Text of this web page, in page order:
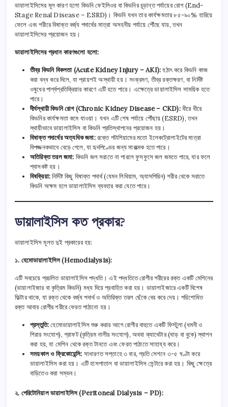
ডায়ালাইসিসের মূল কারণ হলো কিডনি ফেইলিওর বা কিডনির চূড়ান্ত পর্যায়ের রোগ (End-
Stage Renal Disease – ESRD)। কিডনি যখন তার কার্যক্ষমতার ৮৫-৯০% হারিয়ে
ফেলে এবং শরীরে বিষাক্ত বর্জ্য পদার্থের মাত্রা অসহনীয় পর্যায়ে পৌঁছে যায়, তখন
ডায়ালাইসিসের প্রয়োজন হয়।
ডায়ালাইসিসের প্রধান কারণগুলো হলো:
তীব্র কিডনি বিকলতা (Acute Kidney Injury – AKI):হঠাৎ করে কিডনি কাজ
করা বন্ধ করে দিলে, যা প্রায়শই অস্থায়ী হয়। সংক্রমণ, তীব্র রক্তক্ষরণ, বা নির্দিষ্ট
ওষুধের পার্শ্বপ্রতিক্রিয়ার কারণে এটি হতে পারে। এক্ষেত্রে ডায়ালাইসিস সাময়িক হতে
পারে।
দীর্ঘস্থায়ী কিডনি রোগ (Chronic Kidney Disease – CKD):ধীরে ধীরে
কিডনির কার্যক্ষমতা কমে যাওয়া। যখন এটি শেষ পর্যায়ে পৌঁছায় (ESRD), তখন
স্থায়ীভাবে ডায়ালাইসিস বা কিডনি প্রতিস্থাপনের প্রয়োজন হয়।
বিষাক্ত পদার্থের অত্যধিক জমা:রক্তে পটাশিয়ামের মতো ইলেকট্রোলাইটের মাত্রা
বিপজ্জনকভাবে বেড়ে গেলে, যা হৃদপিণ্ডের জন্য মারাত্মক হতে পারে।
অতিরিক্ত তরল জমা: কিডনি জল সরাতে না পারলে ফুসফুসে জল জমতে পারে, যার ফলে
শ্বাসকষ্ট হয়।
বিষক্রিয়া:নির্দিষ্ট কিছু বিষাক্ত পদার্থ (যেমন লিথিয়াম, অ্যাসপিরিন) শরীর থেকে সরাতে
কিডনি অক্ষম হলে ডায়ালাইসিস ব্যবহার করা যেতে পারে।
ডায়ালাইসিস কত প্রকার?
ডায়ালাইসিস মূলত দুই প্রকারের হয়:
১. হেমোডায়ালাইসিস (Hemodialysis):
এটি সবচেয়ে প্রচলিত ডায়ালাইসিস পদ্ধতি। এই পদ্ধতিতে রোগীর শরীরের রক্ত একটি মেশিনের
(ডায়ালাইজার বা কৃত্রিম কিডনি) মধ্য দিয়ে প্রবাহিত করা হয়। ডায়ালাইজারে একটি বিশেষ
ফিল্টার থাকে, যা রক্ত থেকে বর্জ্য পদার্থ ও অতিরিক্ত তরল ছেঁকে বের করে দেয়। পরিশোধিত
রক্ত আবার রোগীর শরীরে ফেরত পাঠানো হয়।
প্রস্তুতি:হেমোডায়ালাইসিস শুরু করার আগে রোগীর বাহুতে একটি ফিস্টুলা (ধমনী ও
শিরার সংযোগ), গ্রাফট (কৃত্রিম নালীর সংযোগ), অথবা ক্যাথেটার (ঘাড় বা বুকে) স্থাপন
করা হয়, যা মেশিন থেকে রক্ত টানতে এবং ফেরত পাঠাতে সাহায্য করে।
সময়কাল ও ফ্রিকোয়েন্সি: সাধারণত সপ্তাহে ৩ বার, প্রতি সেশনে ৩-৫ ঘণ্টা করে
ডায়ালাইসিস করা হয়। এটি হাসপাতাল বা ডায়ালাইসিস সেন্টারে করা হয়। কিছু ক্ষেত্রে
বাড়িতেও করা সম্ভব।
২. পেরিটোনিয়াল ডায়ালাইসিস (Peritoneal Dialysis – PD):